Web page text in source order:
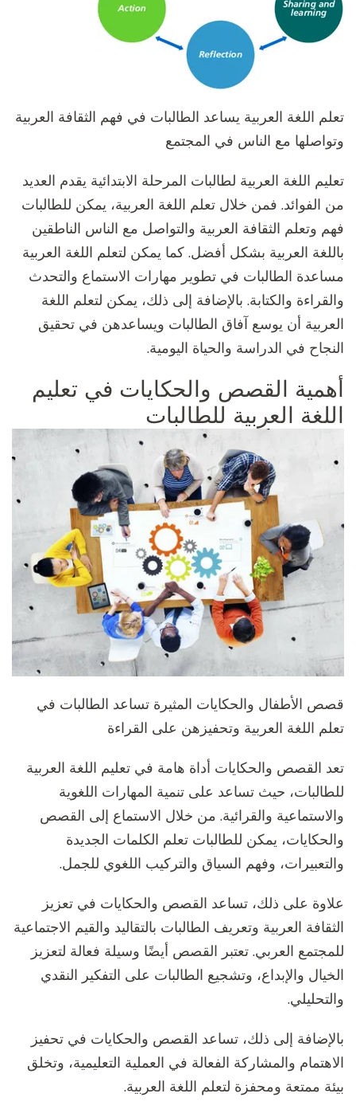
تعلم اللغة العربية يساعد الطالبات في فهم الثقافة العربية
وتواصلها مع الناس في المجتمع
تعليم اللغة العربية لطالبات المرحلة الابتدائية يقدم العديد
من الفوائد. فمن خلال تعلم اللغة العربية، يمكن للطالبات
فهم وتعلم الثقافة العربية والتواصل مع الناس الناطقين
باللغة العربية بشكل أفضل. كما يمكن لتعلم اللغة العربية
مساعدة الطالبات في تطوير مهارات الاستماع والتحدث
والقراءة والكتابة. بالإضافة إلى ذلك، يمكن لتعلم اللغة
العربية أن يوسع آفاق الطالبات ويساعدهن في تحقيق
النجاح في الدراسة والحياة اليومية.
أهمية القصص والحكايات في تعليم
اللغة العربية للطالبات
قصص الأطفال والحكايات المثيرة تساعد الطالبات في
تعلم اللغة العربية وتحفيزهن على القراءة
تعد القصص والحكايات أداة هامة في تعليم اللغة العربية
للطالبات، حيث تساعد على تنمية المهارات اللغوية
والاستماعية والقرائية. من خلال الاستماع إلى القصص
والحكايات، يمكن للطالبات تعلم الكلمات الجديدة
والتعبيرات، وفهم السياق والتركيب اللغوي للجمل.
علاوة على ذلك، تساعد القصص والحكايات في تعزيز
الثقافة العربية وتعريف الطالبات بالتقاليد والقيم الاجتماعية
للمجتمع العربي. تعتبر القصص أيضًا وسيلة فعالة لتعزيز
الخيال والإبداع، وتشجيع الطالبات على التفكير النقدي
والتحليلي.
بالإضافة إلى ذلك، تساعد القصص والحكايات في تحفيز
الاهتمام والمشاركة الفعالة في العملية التعليمية، وتخلق
بيئة ممتعة ومحفزة لتعلم اللغة العربية.